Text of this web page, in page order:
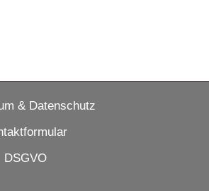
& Datenschutz
DSGVO